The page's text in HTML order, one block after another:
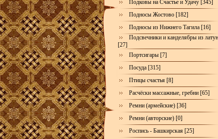
Подковы на Счастье и Удачу [345]
Подносы Жостово [182]
Подносы из Нижнего Тагила [16]
Подсвечники и канделябры из
[27]
Портсигары [7]
Посуда [315]
Птицы счастья [8]
Расчёски массажные, гребни [65]
Ремни (армейские) [36]
Ремни (авторские) [0]
Роспись - Башкирская [25]